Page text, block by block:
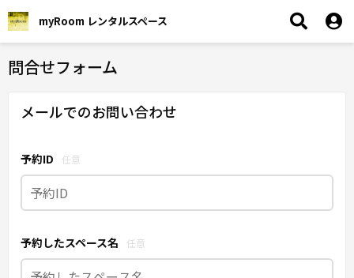
myRoom レンタルスペース
問合せフォーム
メールでのお問い合わせ
予約ID 任意
予約したスペース名 任意